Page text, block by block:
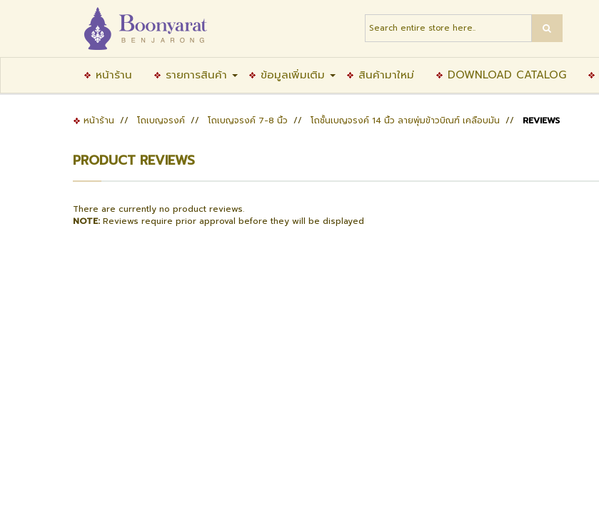
หน้าร้าน รายการสินค้า ข้อมูลเพิ่มเติม สินค้ามาใหม่ DOWNLOAD CATALOG
หน้าร้าน // โถเบญจรงค์ // โถเบญจรงค์ 7-8 นิ้ว // โถชั้นเบญจรงค์ 14 นิ้ว ลายพุ่มข้าวบิณฑ์ เคลือบมัน // REVIEWS
PRODUCT REVIEWS
There are currently no product reviews.
NOTE: Reviews require prior approval before they will be displayed